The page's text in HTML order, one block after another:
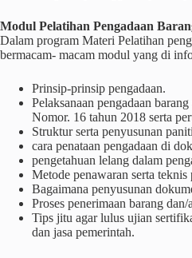
Modul Pelatihan Pengadaan
Dalam program Materi Pelatihan
bermacam- macam modul yang di
Prinsip-prinsip pengadaan.
Pelaksanaan pengadaan
Nomor. 16 tahun 2018 serta
Struktur serta penyusunan
cara penataan pengadaan di
pengetahuan lelang dalam
Metode penawaran serta teknis
Bagaimana penyusunan
Proses penerimaan barang dan/
Tips jitu agar lulus ujian
dan jasa pemerintah.